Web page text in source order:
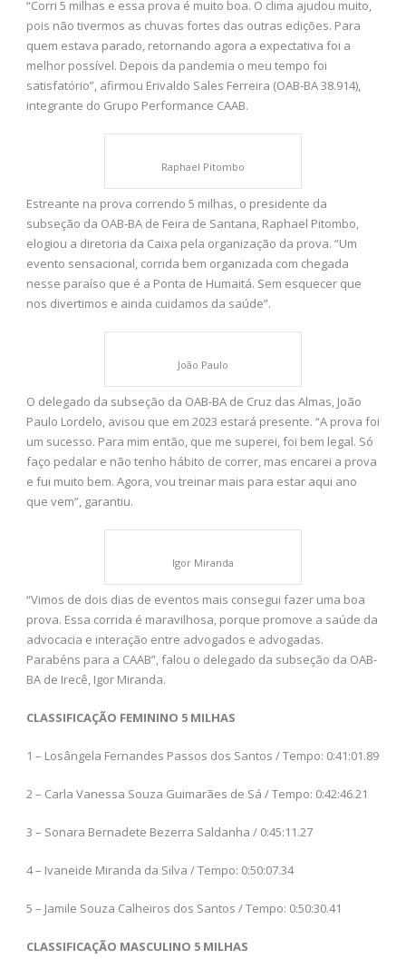
“Corri 5 milhas e essa prova é muito boa. O clima ajudou muito,
pois não tivermos as chuvas fortes das outras edições. Para
quem estava parado, retornando agora a expectativa foi a
melhor possível. Depois da pandemia o meu tempo foi
satisfatório”, afirmou Erivaldo Sales Ferreira (OAB-BA 38.914),
integrante do Grupo Performance CAAB.
Raphael Pitombo
Estreante na prova correndo 5 milhas, o presidente da
subseção da OAB-BA de Feira de Santana, Raphael Pitombo,
elogiou a diretoria da Caixa pela organização da prova. “Um
evento sensacional, corrida bem organizada com chegada
nesse paraíso que é a Ponta de Humaitá. Sem esquecer que
nos divertimos e ainda cuidamos da saúde”.
João Paulo
O delegado da subseção da OAB-BA de Cruz das Almas, João
Paulo Lordelo, avisou que em 2023 estará presente. “A prova foi
um sucesso. Para mim então, que me superei, foi bem legal. Só
faço pedalar e não tenho hábito de correr, mas encarei a prova
e fui muito bem. Agora, vou treinar mais para estar aqui ano
que vem”, garantiu.
Igor Miranda
“Vimos de dois dias de eventos mais consegui fazer uma boa
prova. Essa corrida é maravilhosa, porque promove a saúde da
advocacia e interação entre advogados e advogadas.
Parabéns para a CAAB”, falou o delegado da subseção da OAB-
BA de Irecê, Igor Miranda.
CLASSIFICAÇÃO FEMININO 5 MILHAS
1 – Losângela Fernandes Passos dos Santos / Tempo: 0:41:01.89
2 – Carla Vanessa Souza Guimarães de Sá / Tempo: 0:42:46.21
3 – Sonara Bernadete Bezerra Saldanha / 0:45:11.27
4 – Ivaneide Miranda da Silva / Tempo: 0:50:07.34
5 – Jamile Souza Calheiros dos Santos / Tempo: 0:50:30.41
CLASSIFICAÇÃO MASCULINO 5 MILHAS